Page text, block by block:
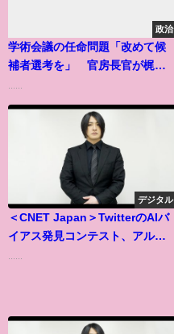
政治
学術会議の任命問題「改めて候
補者選考を」 官房長官が梶田
デジタル
＜CNET Japan＞TwitterのAIバ
イアス発見コンテスト、アルゴ